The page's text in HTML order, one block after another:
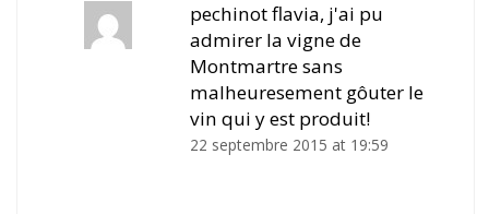
pechinot flavia, j'ai pu
admirer la vigne de
Montmartre sans
malheuresement gôuter le
vin qui y est produit!
22 septembre 2015 at 19:59